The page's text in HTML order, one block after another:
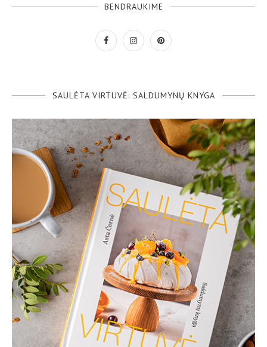
BENDRAUKIME
SAULĖTA VIRTUVĖ: SALDUMYNŲ KNYGA